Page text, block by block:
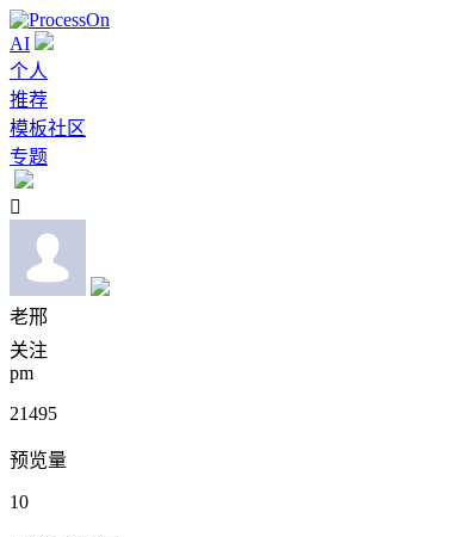
AI
个人
推荐
模板社区
专题

老邢
关注
pm
21495
预览量
10